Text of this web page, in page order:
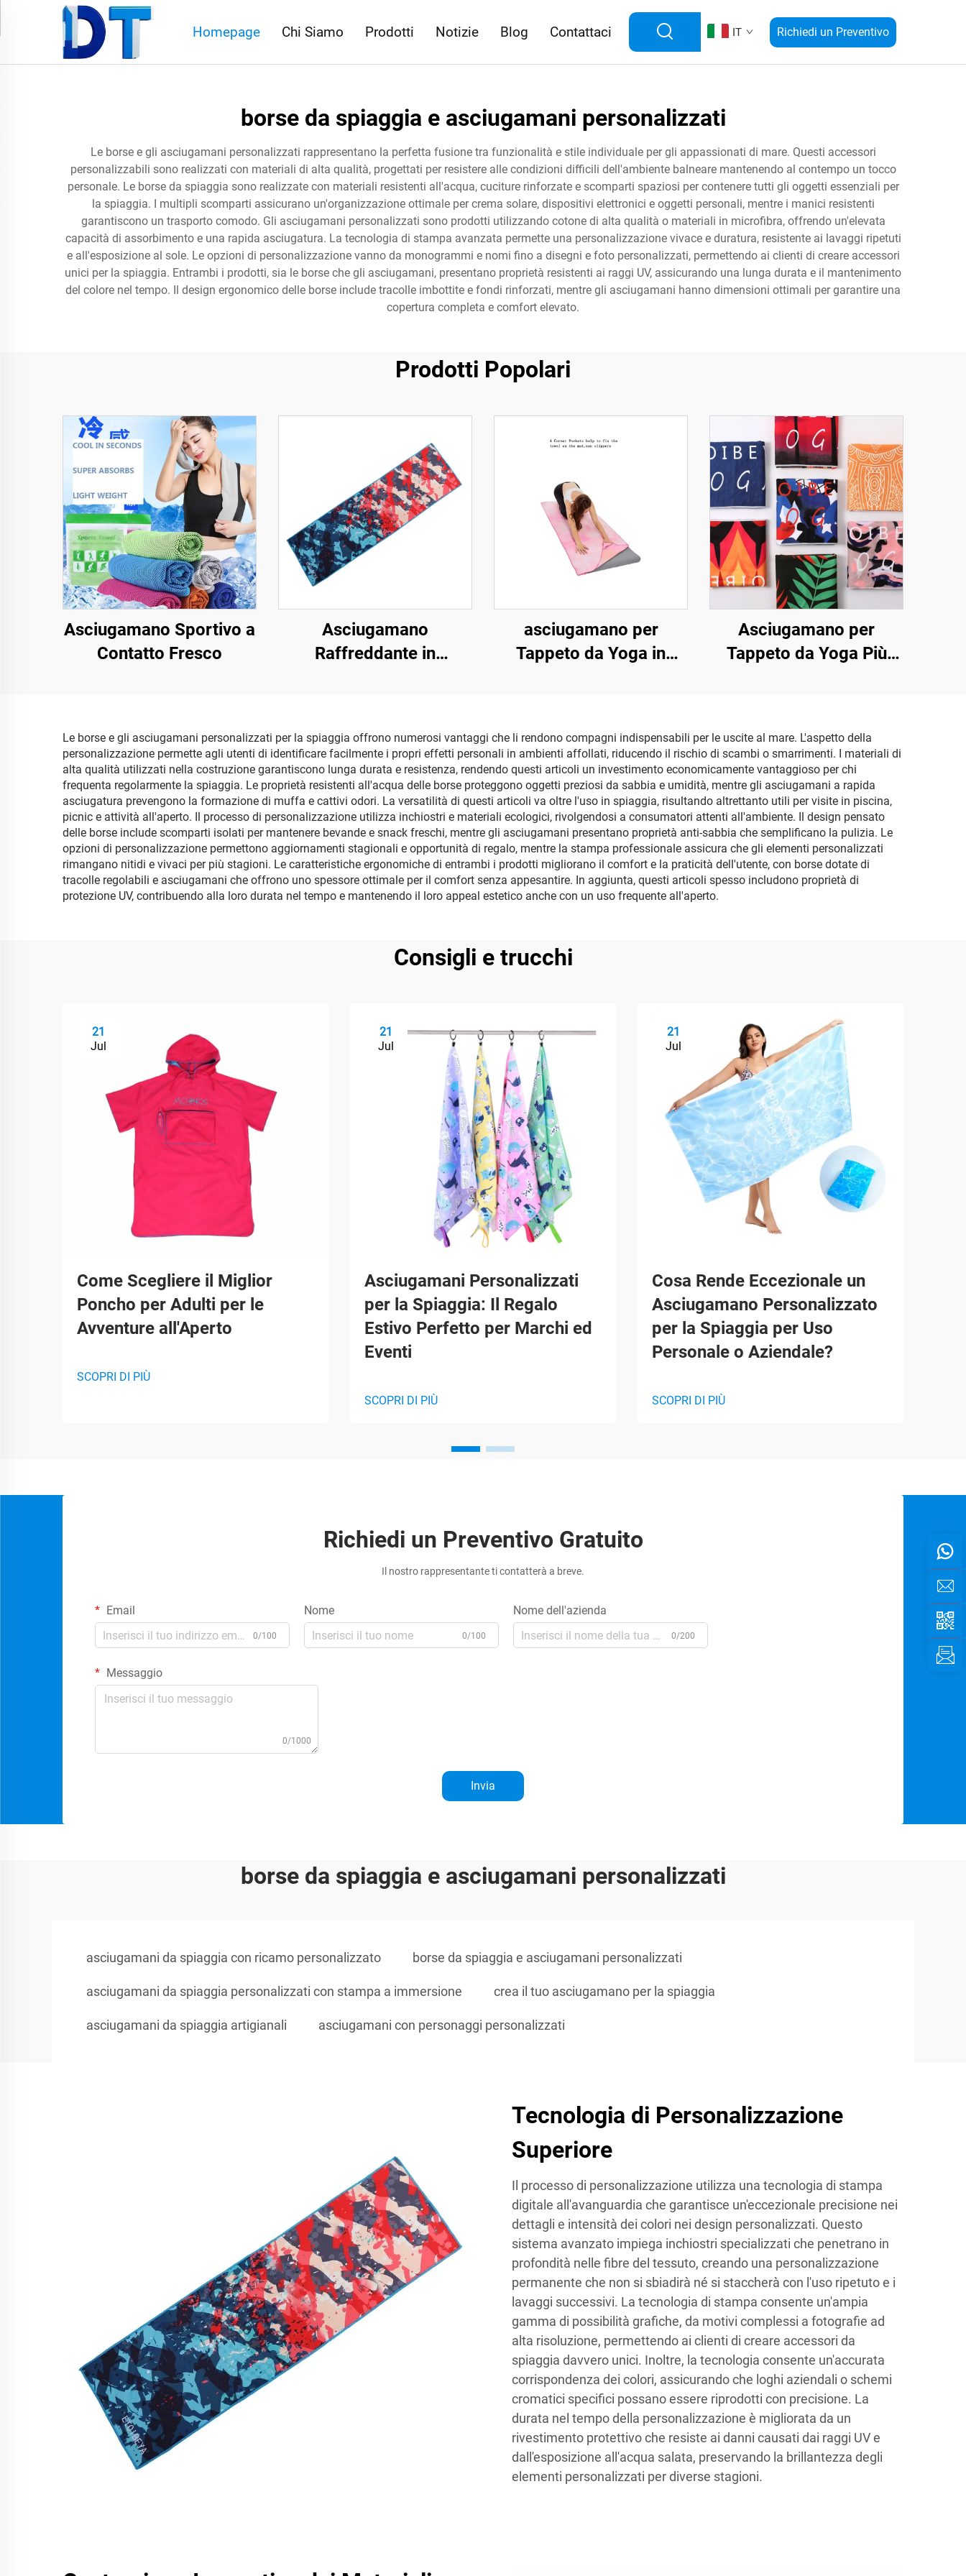
Homepage Chi Siamo Prodotti Notizie Blog Contattaci IT Richiedi un Preventivo
borse da spiaggia e asciugamani personalizzati
Le borse e gli asciugamani personalizzati rappresentano la perfetta fusione tra funzionalità e stile individuale per gli appassionati di mare. Questi accessori
personalizzabili sono realizzati con materiali di alta qualità, progettati per resistere alle condizioni difficili dell'ambiente balneare mantenendo al contempo un tocco
personale. Le borse da spiaggia sono realizzate con materiali resistenti all'acqua, cuciture rinforzate e scomparti spaziosi per contenere tutti gli oggetti essenziali per
la spiaggia. I multipli scomparti assicurano un'organizzazione ottimale per crema solare, dispositivi elettronici e oggetti personali, mentre i manici resistenti
garantiscono un trasporto comodo. Gli asciugamani personalizzati sono prodotti utilizzando cotone di alta qualità o materiali in microfibra, offrendo un'elevata
capacità di assorbimento e una rapida asciugatura. La tecnologia di stampa avanzata permette una personalizzazione vivace e duratura, resistente ai lavaggi ripetuti
e all'esposizione al sole. Le opzioni di personalizzazione vanno da monogrammi e nomi fino a disegni e foto personalizzati, permettendo ai clienti di creare accessori
unici per la spiaggia. Entrambi i prodotti, sia le borse che gli asciugamani, presentano proprietà resistenti ai raggi UV, assicurando una lunga durata e il mantenimento
del colore nel tempo. Il design ergonomico delle borse include tracolle imbottite e fondi rinforzati, mentre gli asciugamani hanno dimensioni ottimali per garantire una
copertura completa e comfort elevato.
Prodotti Popolari
Asciugamano Sportivo a
Contatto Fresco
Asciugamano
Raffreddante in
asciugamano per
Tappeto da Yoga in
Asciugamano per
Tappeto da Yoga Più
Le borse e gli asciugamani personalizzati per la spiaggia offrono numerosi vantaggi che li rendono compagni indispensabili per le uscite al mare. L'aspetto della
personalizzazione permette agli utenti di identificare facilmente i propri effetti personali in ambienti affollati, riducendo il rischio di scambi o smarrimenti. I materiali di
alta qualità utilizzati nella costruzione garantiscono lunga durata e resistenza, rendendo questi articoli un investimento economicamente vantaggioso per chi
frequenta regolarmente la spiaggia. Le proprietà resistenti all'acqua delle borse proteggono oggetti preziosi da sabbia e umidità, mentre gli asciugamani a rapida
asciugatura prevengono la formazione di muffa e cattivi odori. La versatilità di questi articoli va oltre l'uso in spiaggia, risultando altrettanto utili per visite in piscina,
picnic e attività all'aperto. Il processo di personalizzazione utilizza inchiostri e materiali ecologici, rivolgendosi a consumatori attenti all'ambiente. Il design pensato
delle borse include scomparti isolati per mantenere bevande e snack freschi, mentre gli asciugamani presentano proprietà anti-sabbia che semplificano la pulizia. Le
opzioni di personalizzazione permettono aggiornamenti stagionali e opportunità di regalo, mentre la stampa professionale assicura che gli elementi personalizzati
rimangano nitidi e vivaci per più stagioni. Le caratteristiche ergonomiche di entrambi i prodotti migliorano il comfort e la praticità dell'utente, con borse dotate di
tracolle regolabili e asciugamani che offrono uno spessore ottimale per il comfort senza appesantire. In aggiunta, questi articoli spesso includono proprietà di
protezione UV, contribuendo alla loro durata nel tempo e mantenendo il loro appeal estetico anche con un uso frequente all'aperto.
Consigli e trucchi
21
Jul
Come Scegliere il Miglior
Poncho per Adulti per le
Avventure all'Aperto
SCOPRI DI PIÙ
21
Jul
Asciugamani Personalizzati
per la Spiaggia: Il Regalo
Estivo Perfetto per Marchi ed
Eventi
SCOPRI DI PIÙ
21
Jul
Cosa Rende Eccezionale un
Asciugamano Personalizzato
per la Spiaggia per Uso
Personale o Aziendale?
SCOPRI DI PIÙ
Richiedi un Preventivo Gratuito
Il nostro rappresentante ti contatterà a breve.
Email
0/100
Nome
0/100
Nome dell'azienda
0/200
Messaggio
0/1000
Invia
borse da spiaggia e asciugamani personalizzati
asciugamani da spiaggia con ricamo personalizzato borse da spiaggia e asciugamani personalizzati
asciugamani da spiaggia personalizzati con stampa a immersione crea il tuo asciugamano per la spiaggia
asciugamani da spiaggia artigianali asciugamani con personaggi personalizzati
Tecnologia di Personalizzazione
Superiore
Il processo di personalizzazione utilizza una tecnologia di stampa
digitale all'avanguardia che garantisce un'eccezionale precisione nei
dettagli e intensità dei colori nei design personalizzati. Questo
sistema avanzato impiega inchiostri specializzati che penetrano in
profondità nelle fibre del tessuto, creando una personalizzazione
permanente che non si sbiadirà né si staccherà con l'uso ripetuto e i
lavaggi successivi. La tecnologia di stampa consente un'ampia
gamma di possibilità grafiche, da motivi complessi a fotografie ad
alta risoluzione, permettendo ai clienti di creare accessori da
spiaggia davvero unici. Inoltre, la tecnologia consente un'accurata
corrispondenza dei colori, assicurando che loghi aziendali o schemi
cromatici specifici possano essere riprodotti con precisione. La
durata nel tempo della personalizzazione è migliorata da un
rivestimento protettivo che resiste ai danni causati dai raggi UV e
dall'esposizione all'acqua salata, preservando la brillantezza degli
elementi personalizzati per diverse stagioni.